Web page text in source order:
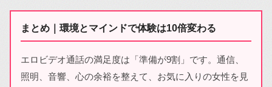
まとめ｜環境とマインドで体験は10倍変わる
エロビデオ通話の満足度は「準備が9割」です。通信、
照明、音響、心の余裕を整えて、お気に入りの女性を見